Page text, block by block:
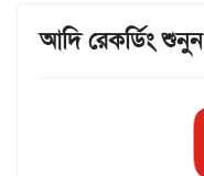
আদি রেকর্ডিং শুনুন